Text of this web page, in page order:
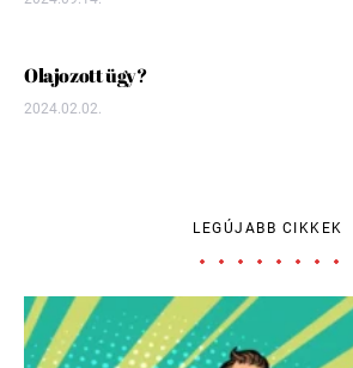
Olajozott ügy?
2024.02.02.
LEGÚJABB CIKKEK